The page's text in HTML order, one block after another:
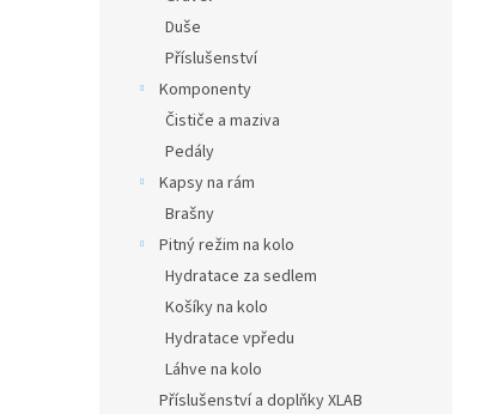
Duše
Příslušenství
Komponenty
Čističe a maziva
Pedály
Kapsy na rám
Brašny
Pitný režim na kolo
Hydratace za sedlem
Košíky na kolo
Hydratace vpředu
Láhve na kolo
Příslušenství a doplňky XLAB